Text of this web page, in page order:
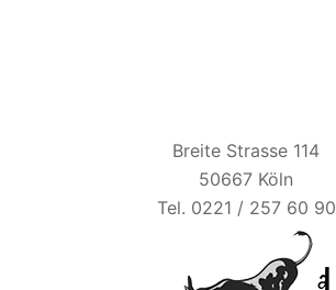
Breite Strasse 114
50667 Köln
Tel. 0221 / 257 60 90